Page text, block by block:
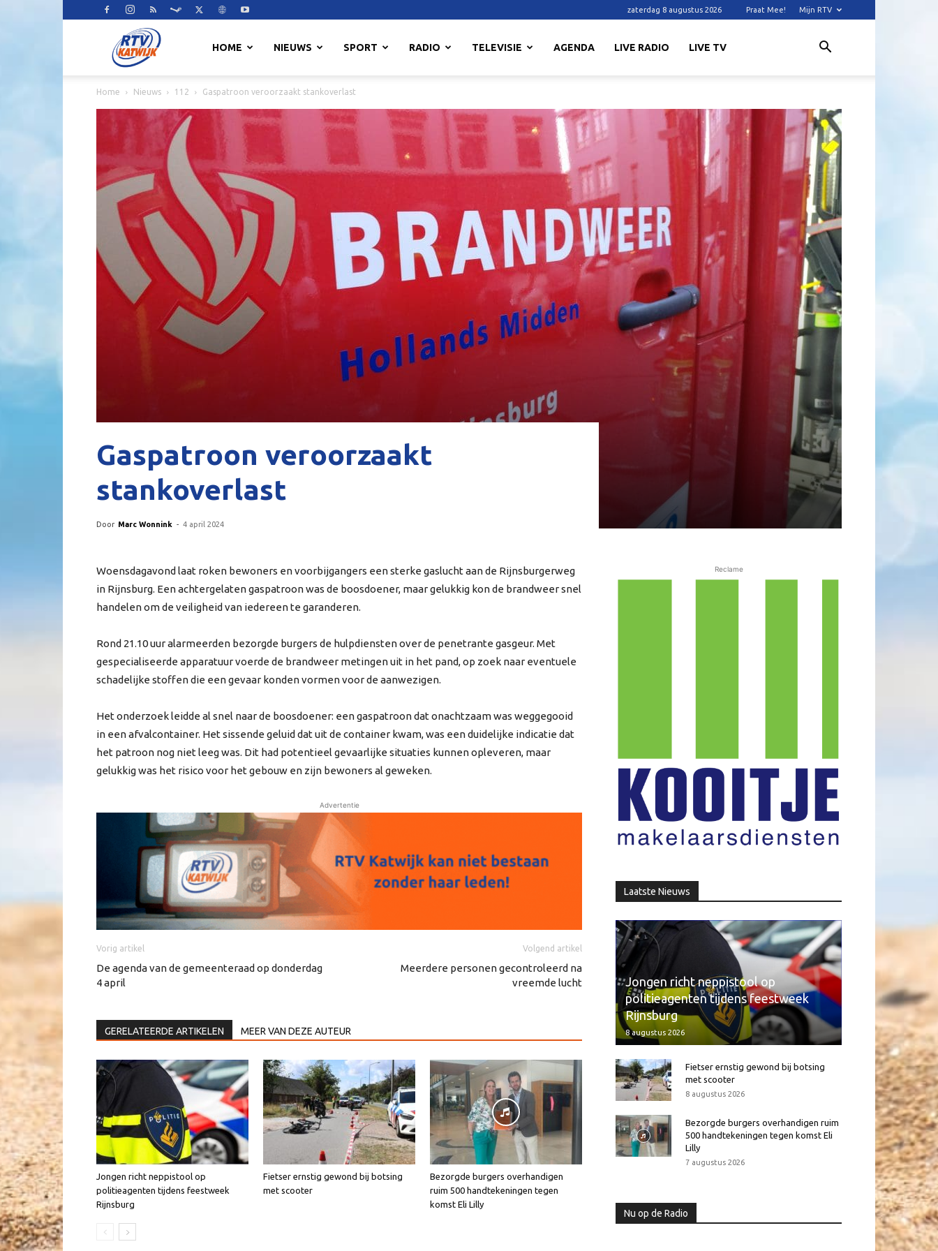
zaterdag 8 augustus 2026 Praat Mee! Mijn RTV
HOME NIEUWS SPORT RADIO TELEVISIE AGENDA LIVE RADIO LIVE TV
Home Nieuws 112 Gaspatroon veroorzaakt stankoverlast
Gaspatroon veroorzaakt
stankoverlast
Door Marc Wonnink - 4 april 2024
Woensdagavond laat roken bewoners en voorbijgangers een sterke gaslucht aan de Rijnsburgerweg
in Rijnsburg. Een achtergelaten gaspatroon was de boosdoener, maar gelukkig kon de brandweer snel
handelen om de veiligheid van iedereen te garanderen.
Rond 21.10 uur alarmeerden bezorgde burgers de hulpdiensten over de penetrante gasgeur. Met
gespecialiseerde apparatuur voerde de brandweer metingen uit in het pand, op zoek naar eventuele
schadelijke stoffen die een gevaar konden vormen voor de aanwezigen.
Het onderzoek leidde al snel naar de boosdoener: een gaspatroon dat onachtzaam was weggegooid
in een afvalcontainer. Het sissende geluid dat uit de container kwam, was een duidelijke indicatie dat
het patroon nog niet leeg was. Dit had potentieel gevaarlijke situaties kunnen opleveren, maar
gelukkig was het risico voor het gebouw en zijn bewoners al geweken.
Advertentie
Vorig artikel
De agenda van de gemeenteraad op donderdag
4 april
Volgend artikel
Meerdere personen gecontroleerd na
vreemde lucht
GERELATEERDE ARTIKELEN MEER VAN DEZE AUTEUR
Jongen richt neppistool op
politieagenten tijdens feestweek
Rijnsburg
Fietser ernstig gewond bij botsing
met scooter
Bezorgde burgers overhandigen
ruim 500 handtekeningen tegen
komst Eli Lilly
Reclame
Laatste Nieuws
Jongen richt neppistool op
politieagenten tijdens feestweek
Rijnsburg
8 augustus 2026
Fietser ernstig gewond bij botsing
met scooter
8 augustus 2026
Bezorgde burgers overhandigen ruim
500 handtekeningen tegen komst Eli
Lilly
7 augustus 2026
Nu op de Radio